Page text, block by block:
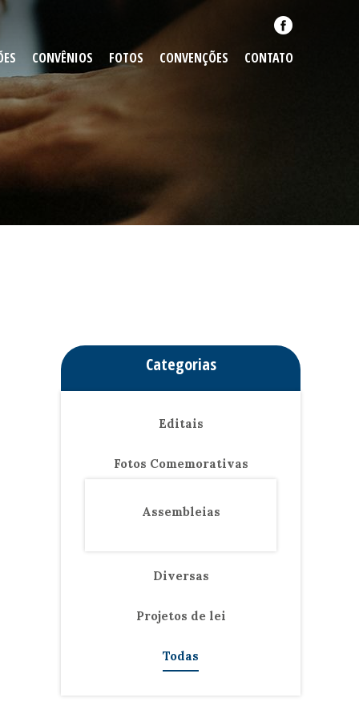
CONVÊNIOS FOTOS CONVENÇÕES CONTATO
Categorias
Editais
Fotos Comemorativas
Assembleias
Diversas
Projetos de lei
Todas